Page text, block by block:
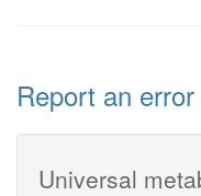
Report an
Universal